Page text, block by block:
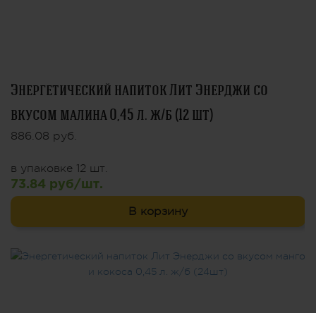
Энергетический напиток Лит Энерджи со
вкусом малина 0,45 л. ж/б (12 шт)
886.08 руб.
в упаковке 12 шт.
73.84 руб/шт.
В корзину